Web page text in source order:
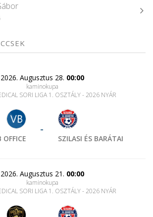
2026. Augusztus 28. 00:00
kaminokupa
SORI LIGA 1. OSZTÁLY - 2026 NYÁR
OFFICE
-
SZILASI ÉS BARÁTAI
2026. Augusztus 21. 00:00
kaminokupa
SORI LIGA 1. OSZTÁLY - 2026 NYÁR